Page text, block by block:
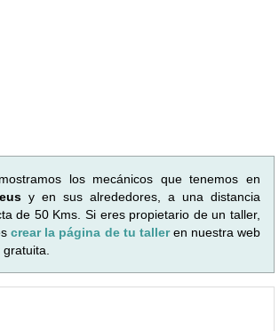
los mecánicos que tenemos en
y en sus alrededores, a una distancia
de 50 Kms. Si eres propietario de un taller,
crear la página de tu talleren nuestra web